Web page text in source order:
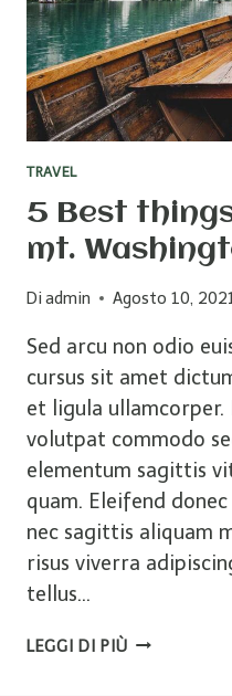
TRAVEL
5 Best
mt.
Di admin Agosto 10,
Sed arcu non odio
cursus sit amet
et ligula ullamcorper.
volutpat commodo
elementum sagittis
quam. Eleifend
nec sagittis aliquam
risus viverra
tellus…
LEGGI DI PIÙ5